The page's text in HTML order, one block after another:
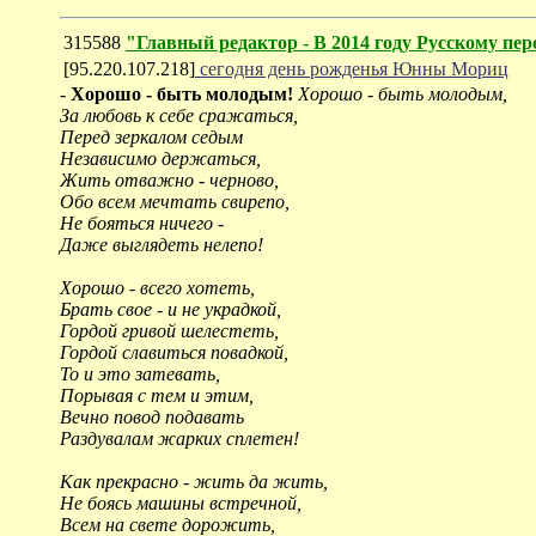
315588 "Главный редактор - В 2014 году Русскому
[95.220.107.218] сегодня день рожденья Юнны Мориц
- Хорошо - быть молодым! Хорошо - быть молодым,
За любовь к себе сражаться,
Перед зеркалом седым
Независимо держаться,
Жить отважно - черново,
Обо всем мечтать свирепо,
Не бояться ничего -
Даже выглядеть нелепо!
Хорошо - всего хотеть,
Брать свое - и не украдкой,
Гордой гривой шелестеть,
Гордой славиться повадкой,
То и это затевать,
Порывая с тем и этим,
Вечно повод подавать
Раздувалам жарких сплетен!
Как прекрасно - жить да жить,
Не боясь машины встречной,
Всем на свете дорожить,